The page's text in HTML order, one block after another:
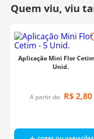
Aplicação Mini Flor
Unid.
A partir de: R$ 2,80